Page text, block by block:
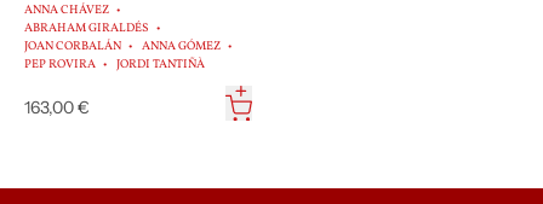
ANNA CHÁVEZ
ABRAHAM GIRALDÉS
JOAN CORBALÁN
ANNA GÓMEZ
PEP ROVIRA
JORDI TANTIÑÀ
163,00 €